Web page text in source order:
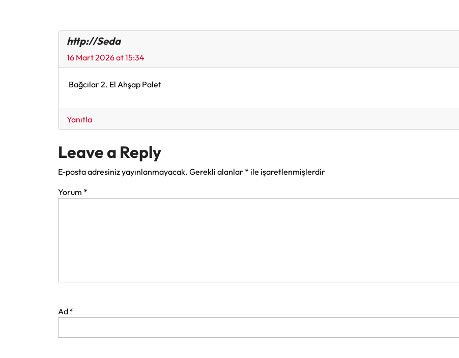
http://Seda
16 Mart 2026 at 15:34
Bağcılar 2. El Ahşap Palet
Yanıtla
Leave a Reply
E-posta adresiniz yayınlanmayacak. Gerekli alanlar * ile işaretlenmişlerdir
Yorum *
Ad *